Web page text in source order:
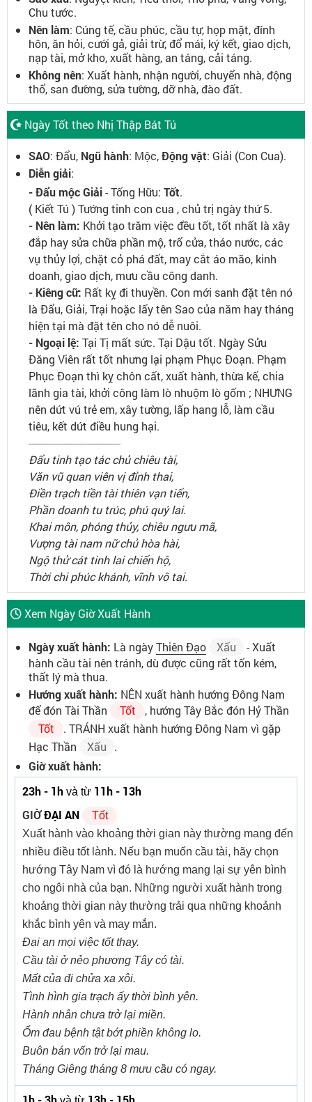
Chu tước.
Nên làm: Cúng tế, cầu phúc, cầu tự, họp mặt, đính
hôn, ăn hỏi, cưới gả, giải trừ, đổ mái, ký kết, giao dịch,
nạp tài, mở kho, xuất hàng, an táng, cải táng.
Không nên: Xuất hành, nhận người, chuyển nhà, động
thổ, san đường, sửa tường, dỡ nhà, đào đất.
Ngày Tốt theo Nhị Thập Bát Tú
SAO: Đẩu, Ngũ hành: Mộc,Động vật: Giải (Con Cua).
Diễn giải:
- Đẩu mộc Giải- Tống Hữu: Tốt.
( Kiết Tú ) Tướng tinh con cua , chủ trị ngày thứ 5.
- Nên làm: Khởi tạo trăm việc đều tốt, tốt nhất là xây
đắp hay sửa chữa phần mộ, trổ cửa, tháo nước, các
vụ thủy lợi, chặt cỏ phá đất, may cắt áo mão, kinh
doanh, giao dịch, mưu cầu công danh.
- Kiêng cữ: Rất kỵ đi thuyền. Con mới sanh đặt tên nó
là Đẩu, Giải, Trại hoặc lấy tên Sao của năm hay tháng
hiện tại mà đặt tên cho nó dễ nuôi.
- Ngoại lệ: Tại Tị mất sức. Tại Dậu tốt. Ngày Sửu
Đăng Viên rất tốt nhưng lại phạm Phục Đoạn. Phạm
Phục Đoạn thì kỵ chôn cất, xuất hành, thừa kế, chia
lãnh gia tài, khởi công làm lò nhuộm lò gốm ; NHƯNG
nên dứt vú trẻ em, xây tường, lấp hang lỗ, làm cầu
tiêu, kết dứt điều hung hại.
---------------------------------
Đẩu tinh tạo tác chủ chiêu tài,
Văn vũ quan viên vị đỉnh thai,
Điền trạch tiền tài thiên vạn tiến,
Phần doanh tu trúc, phú quý lai.
Khai môn, phóng thủy, chiêu ngưu mã,
Vượng tài nam nữ chủ hòa hài,
Ngộ thử cát tinh lai chiến hộ,
Thời chi phúc khánh, vĩnh vô tai.
Xem Ngày Giờ Xuất Hành
Ngày xuất hành: Là ngàyThiên Đạo Xấu
- Xuất
hành cầu tài nên tránh, dù được cũng rất tốn kém,
thất lý mà thua.
Hướng xuất hành: NÊN xuất hành hướng Đông Nam
để đón Tài Thần
Tốt
, hướng Tây Bắc đón Hỷ Thần
Tốt
. TRÁNH xuất hành hướng Đông Nam vì gặp
Hạc Thần
Xấu
.
Giờ xuất hành:
23h - 1h và từ 11h - 13h
GIỜĐẠI AN
Tốt
Xuất hành vào khoảng thời gian này thường mang đến
nhiều điều tốt lành. Nếu bạn muốn cầu tài, hãy chọn
hướng Tây Nam vì đó là hướng mang lại sự yên bình
cho ngôi nhà của bạn. Những người xuất hành trong
khoảng thời gian này thường trải qua những khoảnh
khắc bình yên và may mắn.
Đại an mọi việc tốt thay.
Cầu tài ở nẻo phương Tây có tài.
Mất của đi chửa xa xôi.
Tình hình gia trạch ấy thời bình yên.
Hành nhân chưa trở lại miền.
Ốm đau bệnh tật bớt phiền không lo.
Buôn bán vốn trở lại mau.
Tháng Giêng tháng 8 mưu cầu có ngay.